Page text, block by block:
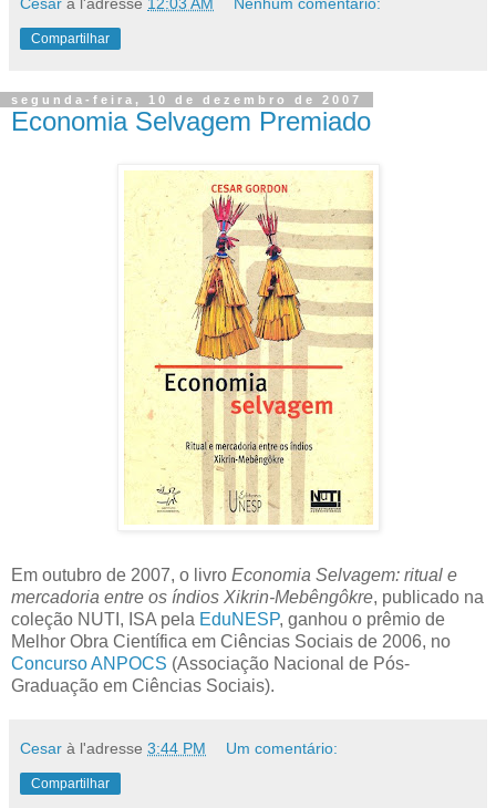
Cesar à l'adresse 12:03 AM Nenhum comentário:
Compartilhar
segunda-feira, 10 de dezembro de 2007
Economia Selvagem Premiado
Em outubro de 2007, o livro Economia Selvagem: ritual e
mercadoria entre os índios Xikrin-Mebêngôkre, publicado na
coleção NUTI, ISA pela EduNESP, ganhou o prêmio de
Melhor Obra Científica em Ciências Sociais de 2006, no
Concurso ANPOCS (Associação Nacional de Pós-
Graduação em Ciências Sociais).
Cesar à l'adresse 3:44 PM Um comentário:
Compartilhar